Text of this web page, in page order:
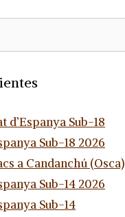
d’Espanya Sub-18
Sub-18 2026
a Candanchú (Osca)
Sub-14 2026
Sub-14